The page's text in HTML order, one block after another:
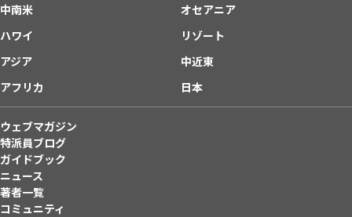
中南米
オセアニア
ハワイ
リゾート
アジア
中近東
アフリカ
日本
ウェブマガジン
特派員ブログ
ガイドブック
ニュース
著者一覧
コミュニティ